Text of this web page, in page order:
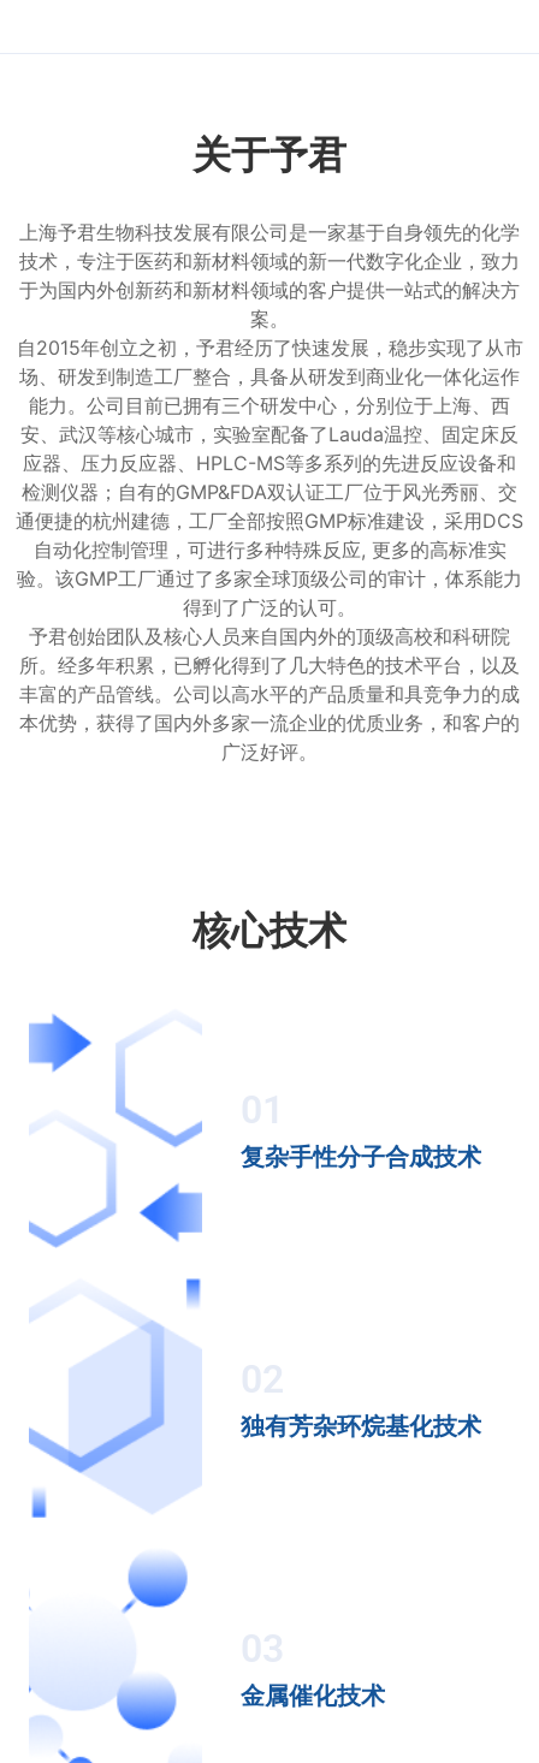
关于予君
上海予君生物科技发展有限公司是一家基于自身领先的化学
技术，专注于医药和新材料领域的新一代数字化企业，致力
于为国内外创新药和新材料领域的客户提供一站式的解决方
案。
自2015年创立之初，予君经历了快速发展，稳步实现了从市
场、研发到制造工厂整合，具备从研发到商业化一体化运作
能力。公司目前已拥有三个研发中心，分别位于上海、西
安、武汉等核心城市，实验室配备了Lauda温控、固定床反
应器、压力反应器、HPLC-MS等多系列的先进反应设备和
检测仪器；自有的GMP&FDA双认证工厂位于风光秀丽、交
通便捷的杭州建德，工厂全部按照GMP标准建设，采用DCS
自动化控制管理，可进行多种特殊反应, 更多的高标准实
验。该GMP工厂通过了多家全球顶级公司的审计，体系能力
得到了广泛的认可。
予君创始团队及核心人员来自国内外的顶级高校和科研院
所。经多年积累，已孵化得到了几大特色的技术平台，以及
丰富的产品管线。公司以高水平的产品质量和具竞争力的成
本优势，获得了国内外多家一流企业的优质业务，和客户的
广泛好评。
核心技术
01
复杂手性分子合成技术
02
独有芳杂环烷基化技术
03
金属催化技术